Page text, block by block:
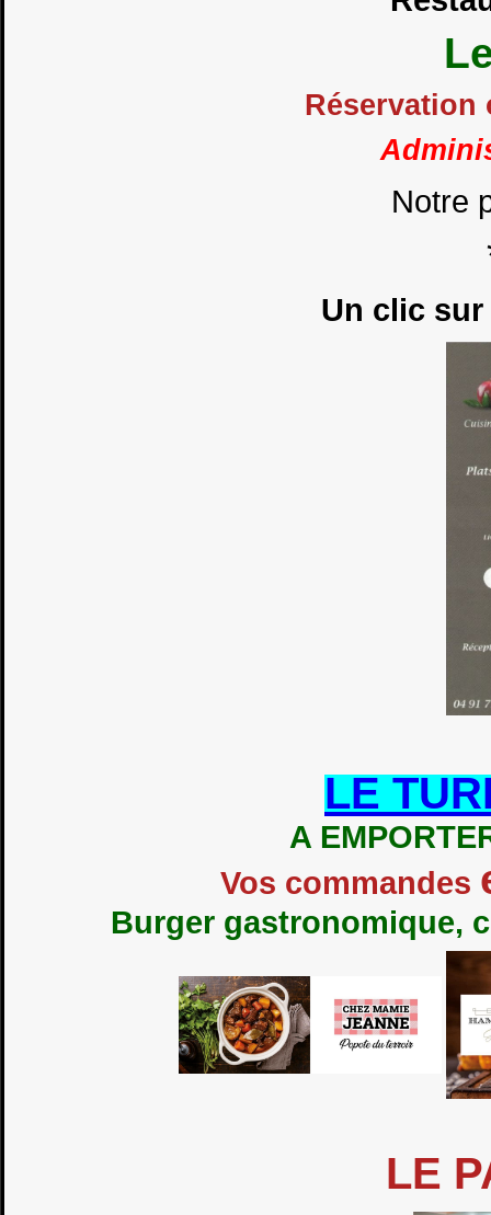
Notre
Un clic
LE
A
Vos commandes
Burger gastronomique,
LE